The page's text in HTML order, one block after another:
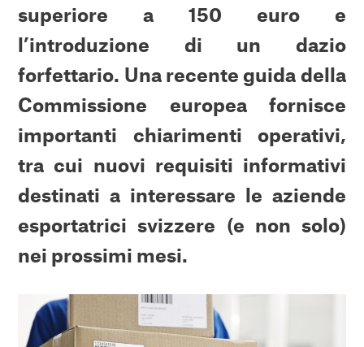
superiore a 150 euro e
l’introduzione di un dazio
forfettario. Una recente guida della
Commissione europea fornisce
importanti chiarimenti operativi,
tra cui nuovi requisiti informativi
destinati a interessare le aziende
esportatrici svizzere (e non solo)
nei prossimi mesi.